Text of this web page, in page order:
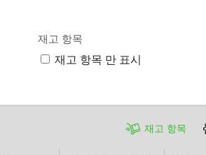
재고 항목
재고 항목 만 표시
재고 항목